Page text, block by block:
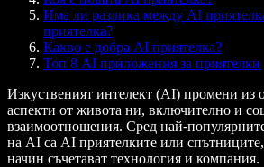
Има ли разлика между AI
приятелка?
Какво е добра AI приятелка?
Топ 8 AI приложения за приятелки
Изкуственият интелект (AI) промени из
аспекти от живота ни, включително и
взаимоотношения. Сред най-
на AI са AI приятелките или
начин съчетават технология и компания.